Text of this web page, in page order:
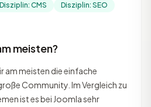
Disziplin: CMS
Disziplin: SEO
meisten?
am meisten die einfache
Community. Im Vergleich zu
ist es bei Joomla sehr